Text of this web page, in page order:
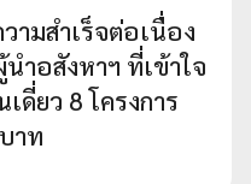
ามสำเร็จต่อเนื่อง
ำอสังหาฯ ที่เข้าใจ
ดี่ยว 8 โครงการ
าท